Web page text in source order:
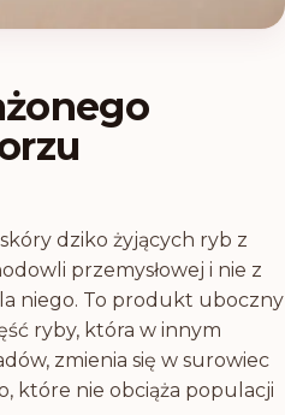
dziko żyjących ryb z
przemysłowej i nie z
niego. To produkt uboczny
ryby, która w innym
zmienia się w surowiec
które nie obciąża populacji